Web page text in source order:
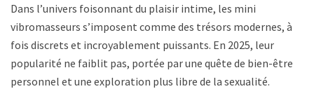
Dans l’univers foisonnant du plaisir intime, les mini
vibromasseurs s’imposent comme des trésors modernes, à la
fois discrets et incroyablement puissants. En 2025, leur
popularité ne faiblit pas, portée par une quête de bien-être
personnel et une exploration plus libre de la sexualité.